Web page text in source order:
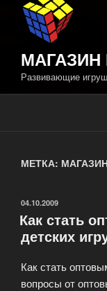
Развивающие
МЕТКА:
ОПУБЛИКОВАНО
04.10.2009
Как стать
детских
Как стать
вопросы от